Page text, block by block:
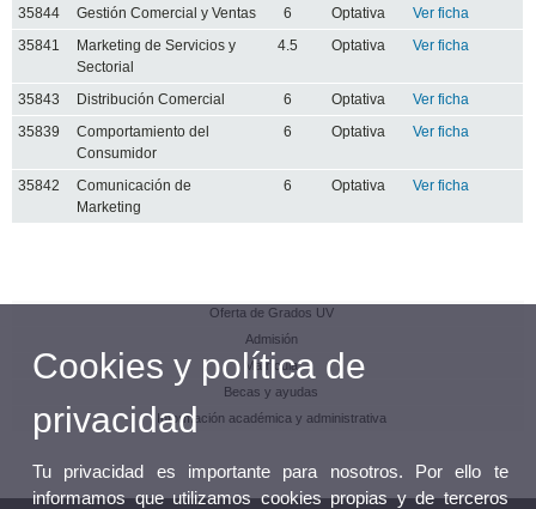
35844 Gestión Comercial y Ventas 6 Optativa
Ver ficha
35841
Marketing de Servicios y
Sectorial
4.5 Optativa Ver ficha
35843 Distribución Comercial 6 Optativa
Ver ficha
35839
Comportamiento del
Consumidor
6 Optativa Ver ficha
35842
Comunicación de
Marketing
6 Optativa Ver ficha
Oferta de Grados UV
Admisión
Matrícula
Becas y ayudas
Información académica y administrativa
Cookies y política de
privacidad
Tu privacidad es importante para nosotros. Por ello te
informamos que utilizamos cookies propias y de terceros